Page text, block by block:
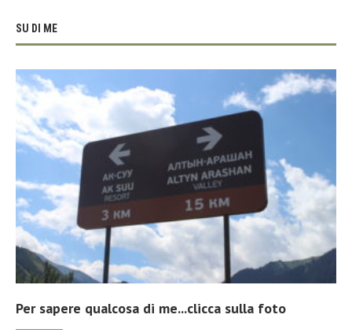
SU DI ME
Per sapere qualcosa di me...clicca sulla foto